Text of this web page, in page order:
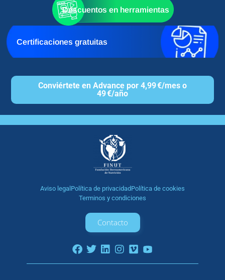
Descuentos en herramientas
Certificaciones gratuitas
Conviértete en Advance por 4,99 €/mes o
49 €/año
Aviso legal Política de privacidadPolítica de cookies
Terminos y condiciones
Contacto